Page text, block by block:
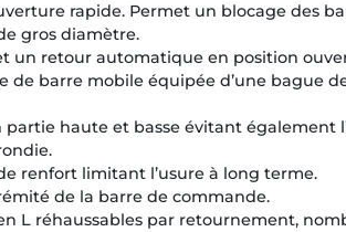
rapide. Permet un blocage des
gros diamètre.
un retour automatique en position
de barre mobile équipée d’une bague
haute et basse évitant également
renfort limitant l’usure à long terme.
de la barre de commande.
L réhaussables par retournement,